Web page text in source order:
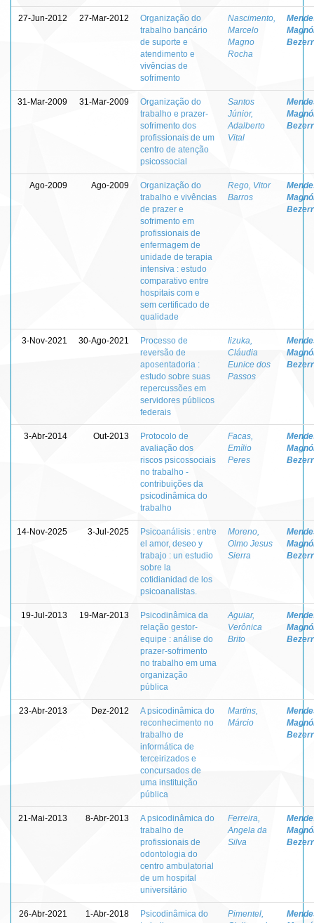
27-Jun-2012 27-Mar-2012
Organização do
trabalho bancário
de suporte e
atendimento e
vivências de
sofrimento
Nascimento,
Marcelo
Magno
Rocha
31-Mar-2009 31-Mar-2009
Organização do
trabalho e prazer-
sofrimento dos
profissionais de um
centro de atenção
psicossocial
Santos
Júnior,
Adalberto
Vital
Ago-2009 Ago-2009
Organização do
trabalho e vivências
de prazer e
sofrimento em
profissionais de
enfermagem de
unidade de terapia
intensiva : estudo
comparativo entre
hospitais com e
sem certificado de
qualidade
Rego, Vitor
Barros
3-Nov-2021 30-Ago-2021
Processo de
reversão de
aposentadoria :
estudo sobre suas
repercussões em
servidores públicos
federais
Iizuka,
Cláudia
Eunice dos
Passos
3-Abr-2014 Out-2013
Protocolo de
avaliação dos
riscos psicossociais
no trabalho -
contribuições da
psicodinâmica do
trabalho
Facas,
Emílio
Peres
14-Nov-2025 3-Jul-2025
Psicoanálisis : entre
el amor, deseo y
trabajo : un estudio
sobre la
cotidianidad de los
psicoanalistas.
Moreno,
Olmo Jesus
Sierra
19-Jul-2013 19-Mar-2013
Psicodinâmica da
relação gestor-
equipe : análise do
prazer-sofrimento
no trabalho em uma
organização
pública
Aguiar,
Verônica
Brito
23-Abr-2013 Dez-2012
A psicodinâmica do
reconhecimento no
trabalho de
informática de
terceirizados e
concursados de
uma instituição
pública
Martins,
Márcio
21-Mai-2013 8-Abr-2013
A psicodinâmica do
trabalho de
profissionais de
odontologia do
centro ambulatorial
de um hospital
universitário
Ferreira,
Angela da
Silva
26-Abr-2021 1-Abr-2018
Psicodinâmica do
Pimentel,